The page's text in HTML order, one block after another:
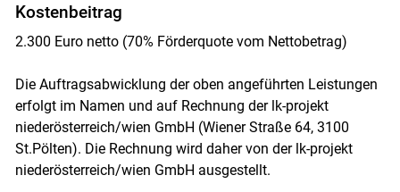
Kostenbeitrag
2.300 Euro netto (70% Förderquote vom Nettobetrag)
Die Auftragsabwicklung der oben angeführten Leistungen
erfolgt im Namen und auf Rechnung der lk-projekt
niederösterreich/wien GmbH (Wiener Straße 64, 3100
St.Pölten). Die Rechnung wird daher von der lk-projekt
niederösterreich/wien GmbH ausgestellt.